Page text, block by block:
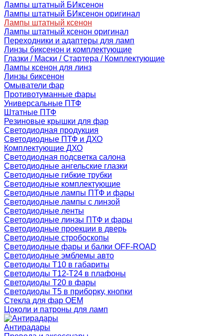
Лампы штатный БИксенон
Лампы штатный БИксенон оригинал
Лампы штатный ксенон
Лампы штатный ксенон оригинал
Переходники и адаптеры для ламп
Линзы биксенон и комплектующие
Глазки / Маски / Стартера / Комплектующие
Лампы ксенон для линз
Линзы биксенон
Омыватели фар
Противотуманные фары
Универсальные ПТФ
Штатные ПТФ
Резиновые крышки для фар
Светодиодная продукция
Светодиодные ПТФ и ДХО
Комплектующие ДХО
Светодиодная подсветка салона
Светодиодные ангельские глазки
Светодиодные гибкие трубки
Светодиодные комплектующие
Светодиодные лампы ПТФ и фары
Светодиодные лампы с линзой
Светодиодные ленты
Светодиодные линзы ПТФ и фары
Светодиодные проекции в дверь
Светодиодные стробоскопы
Светодиодные фары и балки OFF-ROAD
Светодиодные эмблемы авто
Светодиоды T10 в габариты
Светодиоды T12-T24 в плафоны
Светодиоды T20 в фары
Светодиоды T5 в приборку, кнопки
Стекла для фар OEM
Цоколи и патроны для ламп
Антирадары